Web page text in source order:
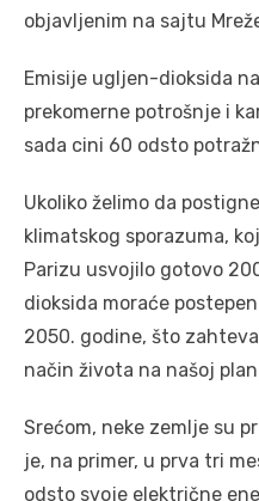
objavljenim na sajtu
Emisije ugljen-dioksida
prekomerne potrošnje i
sada cini 60 odsto
Ukoliko želimo da
klimatskog sporazuma,
Parizu usvojilo gotovo
dioksida moraće
2050. godine, što
način života na našoj
Srećom, neke zemlje su
je, na primer, u prva tri
odsto svoje električne